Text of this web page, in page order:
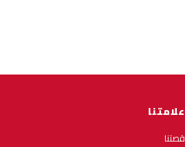
علامتنا
قصتنا